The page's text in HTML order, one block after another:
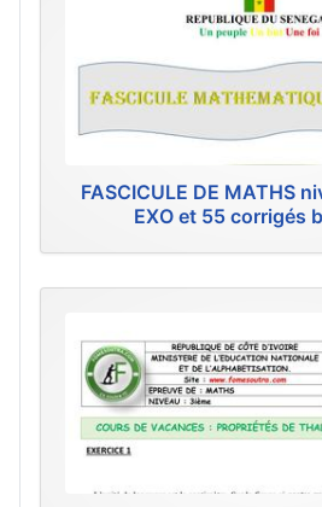
FASCICULE DE MATHS
EXO et 55 corrigés